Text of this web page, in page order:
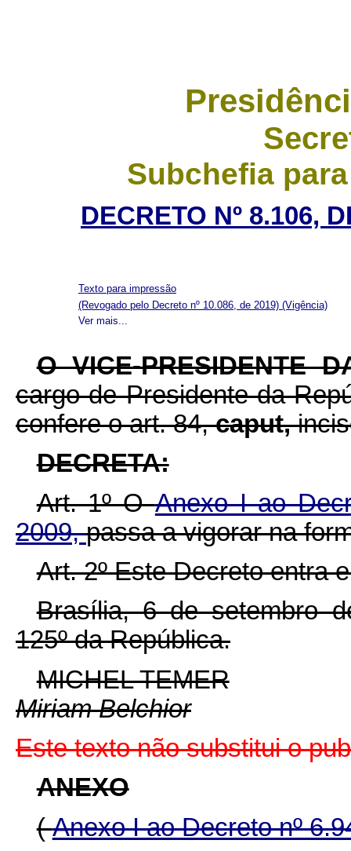
Subchefia
DECRETO Nº 8.106,
Texto para impressão
Ver mais...
(Revogado pelo Decreto nº 10.086, de 2019) (Vigência)
O VICE-PRESIDENTE
cargo de Presidente da
confere o art. 84,caput,
DECRETA:
Art. 1º OAnexo I ao
2009,passa a vigorar na
Art. 2º Este Decreto entra
Brasília, 6 de setembro
125º da República.
MICHEL TEMER
Miriam Belchior
Este texto não substitui o
ANEXO
(Anexo I ao Decreto nº